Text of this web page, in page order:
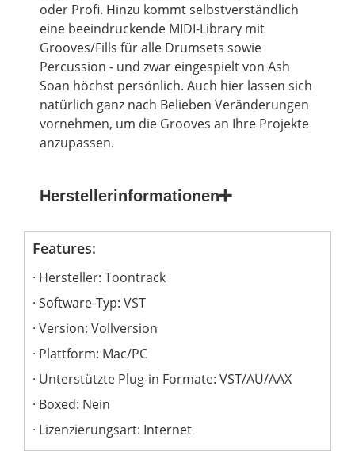
oder Profi. Hinzu kommtselbstverständlich
eine beeindruckende MIDI-Library mit
Grooves/Fills für alle Drumsets sowie
Percussion - und zwar eingespielt von Ash
Soan höchst persönlich. Auch hier lassen sich
natürlich ganz nach Belieben Veränderungen
vornehmen, um die Grooves an Ihre Projekte
anzupassen.
Herstellerinformationen
Features:
Hersteller: Toontrack
Software-Typ: VST
Version: Vollversion
Plattform: Mac/PC
Unterstützte Plug-in Formate: VST/AU/AAX
Boxed: Nein
Lizenzierungsart: Internet